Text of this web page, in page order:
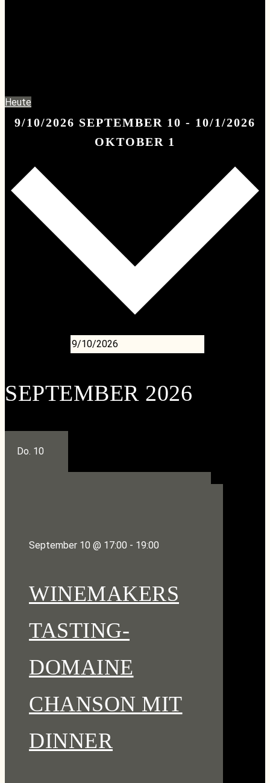
Heute
9/10/2026 SEPTEMBER 10 - 10/1/2026
OKTOBER 1
SEPTEMBER 2026
Do. 10
September 10 @ 17:00 - 19:00
WINEMAKERS
TASTING-
DOMAINE
CHANSON MIT
DINNER